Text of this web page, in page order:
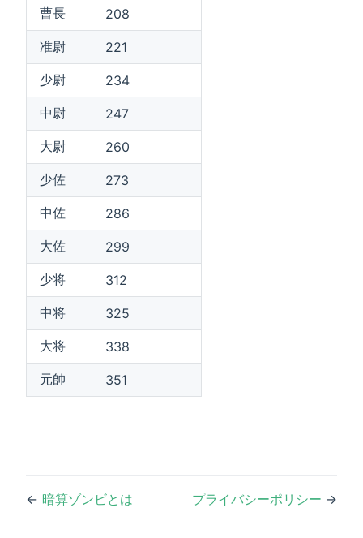
曹長
208
准尉
221
少尉
234
中尉
247
大尉
260
少佐
273
中佐
286
大佐
299
少将
312
中将
325
大将
338
元帥
351
← 暗算ゾンビとは プライバシーポリシー →